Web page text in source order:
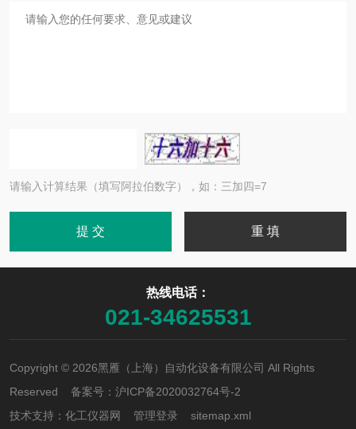
请输入计算结果（填写阿拉伯数字），如：三加四=7
热线电话：
021-34625531
Copyright © 2026黑雁（上海）自动化设备有限公司 All Rights
Reserved 备案号： 沪ICP备2020032764号-2
技术支持： 化工仪器网 管理登录 sitemap.xml